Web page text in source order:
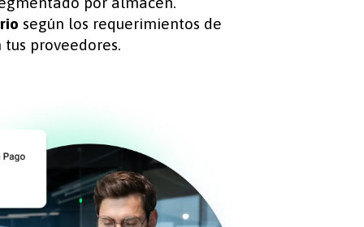
según los requerimientos de
proveedores.